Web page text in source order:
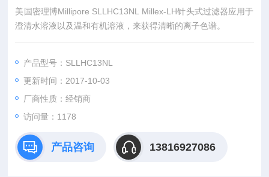
美国密理博Millipore SLLHC13NL Millex-LH针头式过滤器应用于
澄清水溶液以及温和有机溶液，来获得清晰的离子色谱。
产品型号：SLLHC13NL
更新时间：2017-10-03
厂商性质：经销商
访问量：1178
产品咨询 13816927086